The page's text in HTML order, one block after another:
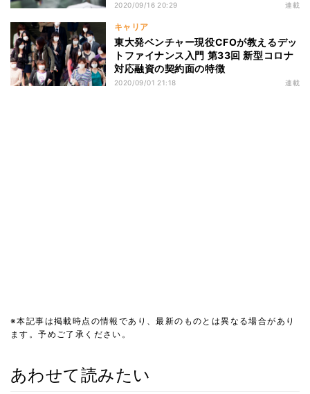
2020/09/16 20:29 連載
キャリア
東大発ベンチャー現役CFOが教えるデッ
トファイナンス入門 第33回 新型コロナ
対応融資の契約面の特徴
2020/09/01 21:18 連載
※本記事は掲載時点の情報であり、最新のものとは異なる場合があり
ます。予めご了承ください。
あわせて読みたい